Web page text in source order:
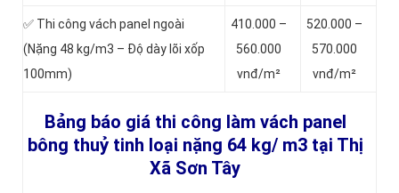
✅ Thi công vách panel ngoài
(Nặng 48 kg/m3 – Độ dày lõi xốp
100mm)
410.000 –
560.000
vnđ/m²
520.000 –
570.000
vnđ/m²
Bảng báo giá thi công làm vách panel
bông thuỷ tinh loại nặng 64 kg/ m3 tại Thị
Xã Sơn Tây